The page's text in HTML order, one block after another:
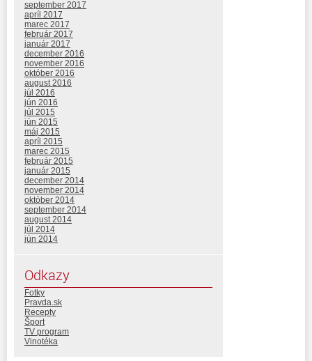
september 2017
apríl 2017
marec 2017
február 2017
január 2017
december 2016
november 2016
október 2016
august 2016
júl 2016
jún 2016
júl 2015
jún 2015
máj 2015
apríl 2015
marec 2015
február 2015
január 2015
december 2014
november 2014
október 2014
september 2014
august 2014
júl 2014
jún 2014
Odkazy
Fotky
Pravda.sk
Recepty
Šport
TV program
Vinotéka